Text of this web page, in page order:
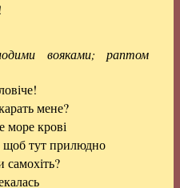
вояками; раптом
мене?
море крові
щоб тут прилюдно
самохіть?